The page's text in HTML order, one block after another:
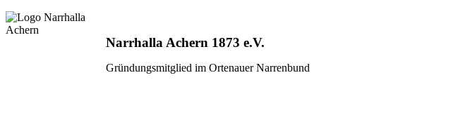
Narrhalla Achern 1873 e.V.
Gründungsmitglied im Ortenauer Narrenbund